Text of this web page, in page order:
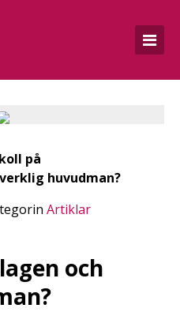
på
huvudman?
Artiklar
och